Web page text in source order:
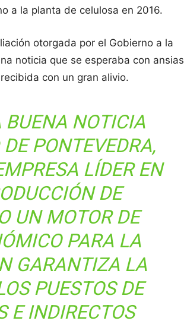
a la planta de celulosa en 2016.
otorgada por el Gobierno a la
noticia que se esperaba con ansias
con un gran alivio.
BUENA NOTICIA
PONTEVEDRA,
LÍDER EN
DE
UN MOTOR DE
PARA LA
GARANTIZA LA
PUESTOS DE
E INDIRECTOS